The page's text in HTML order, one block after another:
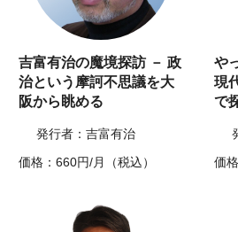
吉富有治の魔境探訪 － 政
治という摩訶不思議を大
阪から眺める
発行者：吉富有治
価格：660円/月（税込）
や
現
で
価